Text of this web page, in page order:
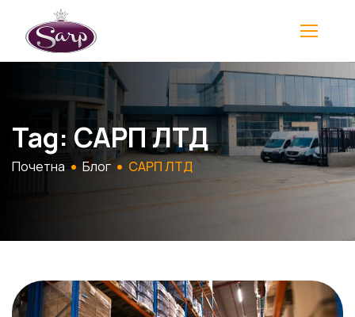
Tag: САРП ЛТД
Почетна Блог САРП ЛТД